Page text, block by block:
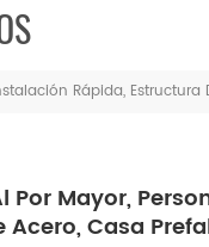
Rápida,
Por Mayor,
Acero, Casa